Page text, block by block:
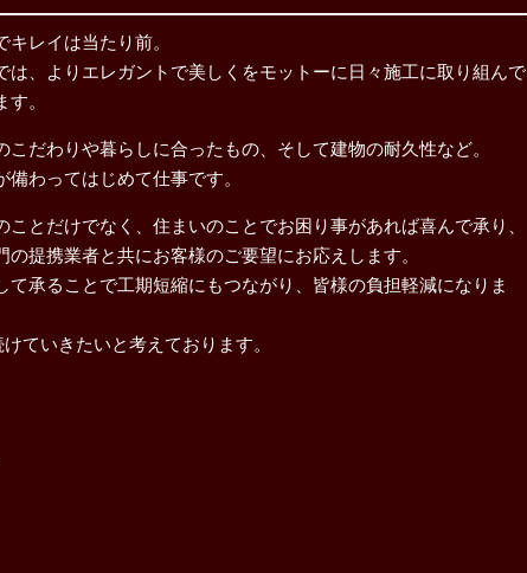
キレイは当たり前。
は、よりエレガントで美しくをモットーに日々施工に取り組んで
す。
こだわりや暮らしに合ったもの、そして建物の耐久性など。
備わってはじめて仕事です。
ことだけでなく、住まいのことでお困り事があれば喜んで承り、
の提携業者と共にお客様のご要望にお応えします。
て承ることで工期短縮にもつながり、皆様の負担軽減になりま
ていきたいと考えております。